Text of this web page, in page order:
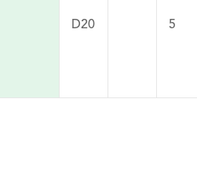
D20 5